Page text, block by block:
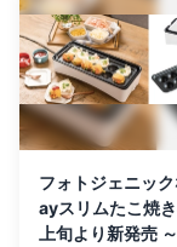
フォトジェニッ
ayスリムたこ焼
上旬より新発売